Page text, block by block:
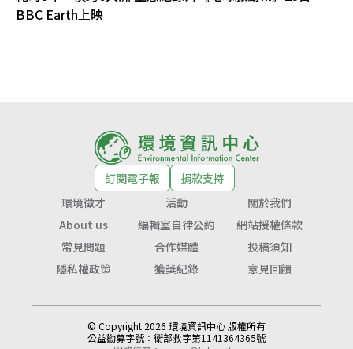
BBC Earth上映
訂閱電子報
捐款支持
環境徵才
活動
關於我們
About us
編輯室自律公約
網站授權條款
常見問題
合作媒體
投稿須知
隱私權政策
獲獎紀錄 意見回饋
© Copyright 2026 環境資訊中心 版權所有
公益勸募字號： 衛部救字第1141364365號